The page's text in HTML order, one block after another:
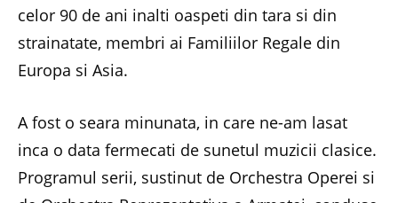
celor 90 de ani inalti oaspeti din tara si din
strainatate, membri ai Familiilor Regale din
Europa si Asia.
A fost o seara minunata, in care ne-am lasat
inca o data fermecati de sunetul muzicii clasice.
Programul serii, sustinut de Orchestra Operei si